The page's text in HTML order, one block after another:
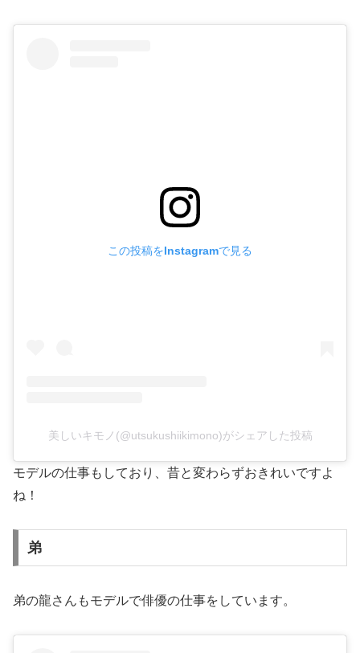
この投稿をInstagramで見る
美しいキモノ(@utsukushiikimono)がシェアした投稿
モデルの仕事もしており、昔と変わらずおきれいですよ
ね！
弟
弟の龍さんもモデルで俳優の仕事をしています。